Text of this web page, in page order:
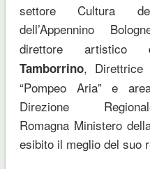
settore Cultura
dell’Appennino
direttore
Tamborrino, Direttrice
“Pompeo Aria” e
Direzione
Romagna Ministero
esibito il meglio del suo